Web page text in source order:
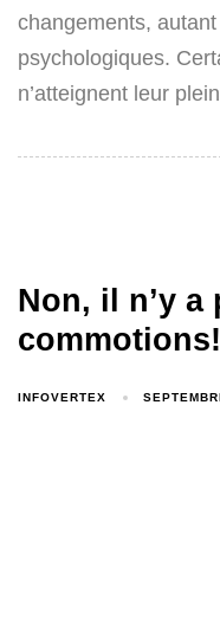
changements,
psychologiques.
n’atteignent leur
Non, il n’y a
commotions!
INFOVERTEX